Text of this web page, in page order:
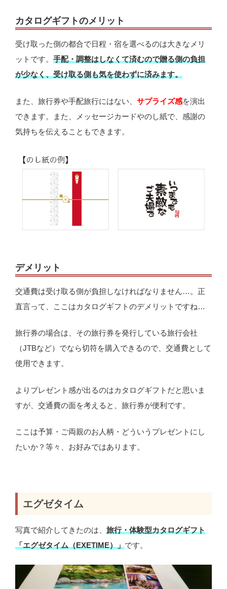
カタログギフトのメリット
受け取った側の都合で日程・宿を選べるのは大きなメリ
ットです。 手配・調整はしなくて済むので贈る側の負担
が少なく、受け取る側も気を使わずに済みます。
また、旅行券や手配旅行にはない、 サプライズ感を演出
できます。また、メッセージカードやのし紙で、感謝の
気持ちを伝えることもできます。
デメリット
交通費は受け取る側が負担しなければなりません…。正
直言って、ここはカタログギフトのデメリットですね…
旅行券の場合は、その旅行券を発行している旅行会社
（JTBなど）でなら切符を購入できるので、交通費として
使用できます。
よりプレゼント感が出るのはカタログギフトだと思いま
すが、交通費の面を考えると、旅行券が便利です。
ここは予算・ご両親のお人柄・どういうプレゼントにし
たいか？等々、お好みではあります。
エグゼタイム
写真で紹介してきたのは、 旅行・体験型カタログギフト
「エグゼタイム（EXETIME）」です。